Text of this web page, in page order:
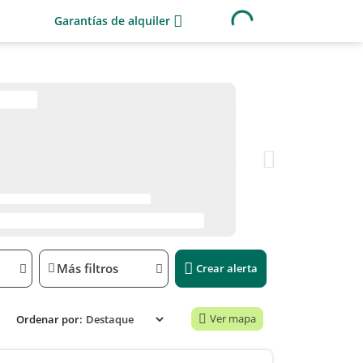
Garantías de alquiler
Más filtros Crear alerta
Ordenar por: Ver mapa